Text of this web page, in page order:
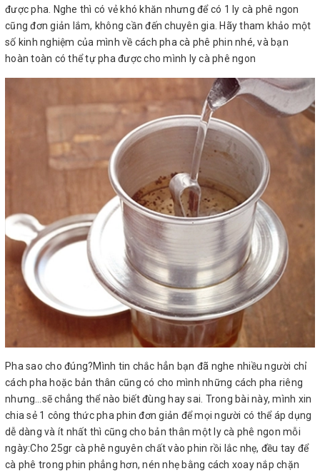
được pha. Nghe thì có vẻ khó khăn nhưng để có 1 ly cà phê ngon
cũng đơn giản lắm, không cần đến chuyên gia. Hãy tham khảo một
số kinh nghiệm của mình về cách pha cà phê phin nhé, và bạn
hoàn toàn có thể tự pha được cho mình ly cà phê ngon
Pha sao cho đúng?Mình tin chắc hẳn bạn đã nghe nhiều người chỉ
cách pha hoặc bản thân cũng có cho mình những cách pha riêng
nhưng…sẽ chẳng thể nào biết đùng hay sai. Trong bài này, mình xin
chia sẻ 1 công thức pha phin đơn giản để mọi người có thể áp dụng
dễ dàng và ít nhất thì cũng cho bản thân một ly cà phê ngon mỗi
ngày:Cho 25gr cà phê nguyên chất vào phin rồi lắc nhẹ, đều tay để
cà phê trong phin phẳng hơn, nén nhẹ bằng cách xoay nắp chặn